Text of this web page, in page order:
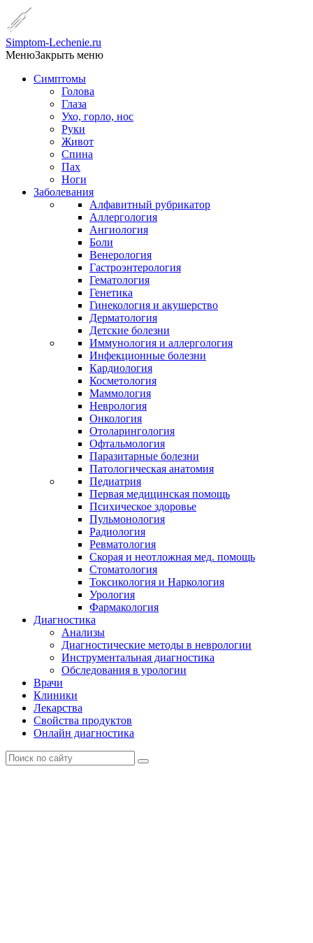
Simptom-Lechenie.ru
МенюЗакрыть меню
Симптомы
Голова
Глаза
Ухо, горло, нос
Руки
Живот
Спина
Пах
Ноги
Заболевания
Алфавитный рубрикатор
Аллергология
Ангиология
Боли
Венерология
Гастроэнтерология
Гематология
Генетика
Гинекология и акушерство
Дерматология
Детские болезни
Иммунология и аллергология
Инфекционные болезни
Кардиология
Косметология
Маммология
Неврология
Онкология
Отоларингология
Офтальмология
Паразитарные болезни
Патологическая анатомия
Педиатрия
Первая медицинская помощь
Психическое здоровье
Пульмонология
Радиология
Ревматология
Скорая и неотложная мед. помощь
Стоматология
Токсикология и Наркология
Урология
Фармакология
Диагностика
Анализы
Диагностические методы в неврологии
Инструментальная диагностика
Обследования в урологии
Врачи
Клиники
Лекарства
Свойства продуктов
Онлайн диагностика